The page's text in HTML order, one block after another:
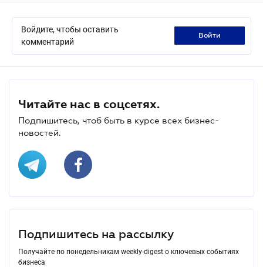
Войдите, чтобы оставить
комментарий
войти
Читайте нас в соцсетях.
Подпишитесь, чтоб быть в курсе всех бизнес-
новостей.
Подпишитесь на рассылку
Получайте по понедельникам weekly-digest о ключевых событиях
бизнеса